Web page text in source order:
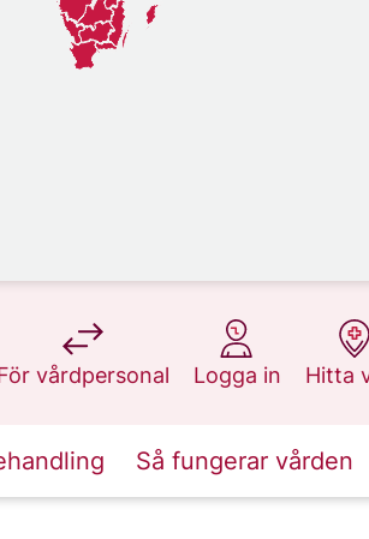
vårdpersonal
på 1177.se
Logga in
på 1177.se
Hitta
på
Så fungerar vården